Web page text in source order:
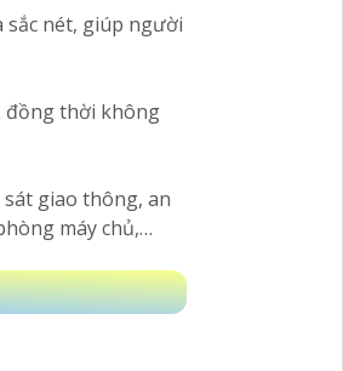
sắc nét, giúp người
đồng thời không
giao thông, an
máy chủ,…